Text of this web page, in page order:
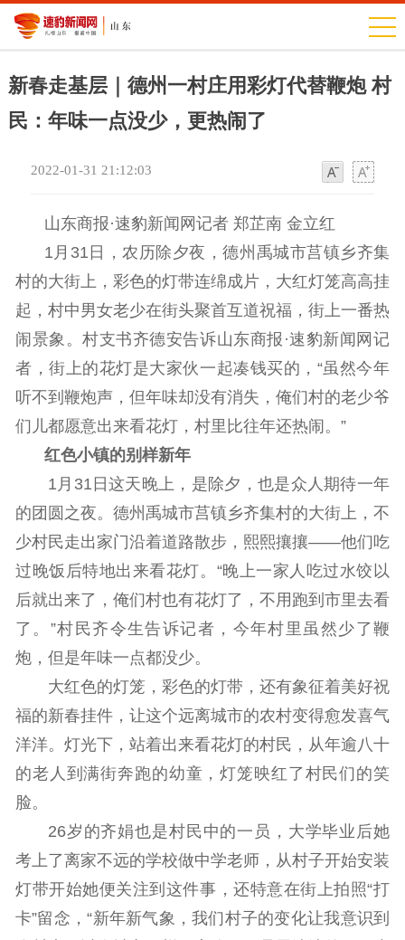
新春走基层｜德州一村庄用彩灯代替鞭炮 村
民：年味一点没少，更热闹了
2022-01-31 21:12:03
山东商报·速豹新闻 网记者 郑芷南 金立红
1月31日，农历除夕夜，德州禹城市莒镇乡齐集
村的大街上，彩色的灯带连绵成片，大红灯笼高高挂
起，村中男女老少在街头聚首互道祝福，街上一番热
闹景象。村支书齐德安告诉山东商报 ·速豹新闻网记
者，街上的花灯是大家伙一起凑钱买的，“虽然今年
听不到鞭炮声，但年味却没有消失，俺们村的老少爷
们儿都愿意出来看花灯，村里比往年还热闹。”
红色小镇的别样新年
1月31日这天晚上，是除夕，也是众人期待一年
的团圆之夜。德州禹城市莒镇乡齐集村的大街上，不
少村民走出家门沿着道路散步，熙熙攘攘——他们吃
过晚饭后特地出来看花灯。“晚上一家人吃过水饺以
后就出来了，俺们村也有花灯了，不用跑到市里去看
了。”村民齐令生告诉记者，今年村里虽然少了鞭
炮，但是年味一点都没少。
大红色的灯笼，彩色的灯带，还有象征着美好祝
福的新春挂件，让这个远离城市的农村变得愈发喜气
洋洋。灯光下，站着出来看花灯的村民，从年逾八十
的老人到满街奔跑的幼童，灯笼映红了村民们的笑
脸。
26岁的齐娟也是村民中的一员，大学毕业后她
考上了离家不远的学校做中学老师，从村子开始安装
灯带开始她便关注到这件事，还特意在街上拍照“打
卡”留念，“新年新气象，我们村子的变化让我意识到